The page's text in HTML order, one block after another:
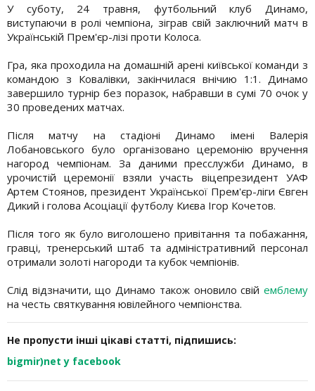
У суботу, 24 травня, футбольний клуб Динамо,
виступаючи в ролі чемпіона, зіграв свій заключний матч в
Українській Прем'єр-лізі проти Колоса.
Гра, яка проходила на домашній арені київської команди з
командою з Ковалівки, закінчилася внічию 1:1. Динамо
завершило турнір без поразок, набравши в сумі 70 очок у
30 проведених матчах.
Після матчу на стадіоні Динамо імені Валерія
Лобановського було організовано церемонію вручення
нагород чемпіонам. За даними пресслужби Динамо, в
урочистій церемонії взяли участь віцепрезидент УАФ
Артем Стоянов, президент Української Прем'єр-ліги Євген
Дикий і голова Асоціації футболу Києва Ігор Кочетов.
Після того як було виголошено привітання та побажання,
гравці, тренерський штаб та адміністративний персонал
отримали золоті нагороди та кубок чемпіонів.
Слід відзначити, що Динамо також оновило свій емблему
на честь святкування ювілейного чемпіонства.
Не пропусти інші цікаві статті, підпишись:
bigmir)net у facebook